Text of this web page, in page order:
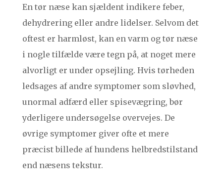
En tør næse kan sjældent indikere feber,
dehydrering eller andre lidelser. Selvom det
oftest er harmløst, kan en varm og tør næse
i nogle tilfælde være tegn på, at noget mere
alvorligt er under opsejling. Hvis tørheden
ledsages af andre symptomer som sløvhed,
unormal adfærd eller spisevægring, bør
yderligere undersøgelse overvejes. De
øvrige symptomer giver ofte et mere
præcist billede af hundens helbredstilstand
end næsens tekstur.